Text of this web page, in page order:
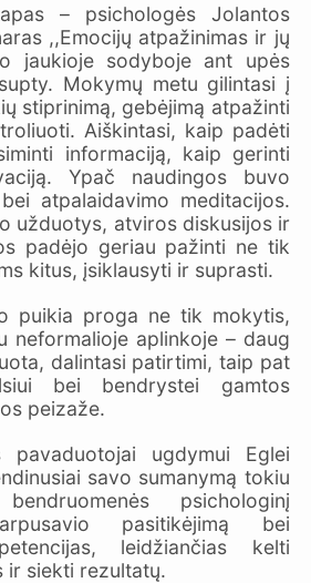
– psichologės Jolantos
,,Emocijų atpažinimas ir jų
jaukioje sodyboje ant upės
Mokymų metu gilintasi į
stiprinimą, gebėjimą atpažinti
Aiškintasi, kaip padėti
informaciją, kaip gerinti
Ypač naudingos buvo
atpalaidavimo meditacijos.
užduotys, atviros diskusijos ir
padėjo geriau pažinti ne tik
kitus, įsiklausyti ir suprasti.
puikia proga ne tik mokytis,
neformalioje aplinkoje – daug
dalintasi patirtimi, taip pat
bei bendrystei gamtos
peizaže.
pavaduotojai ugdymui Eglei
savo sumanymą tokiu
psichologinį
pasitikėjimą bei
leidžiančias kelti
ir siekti rezultatų.